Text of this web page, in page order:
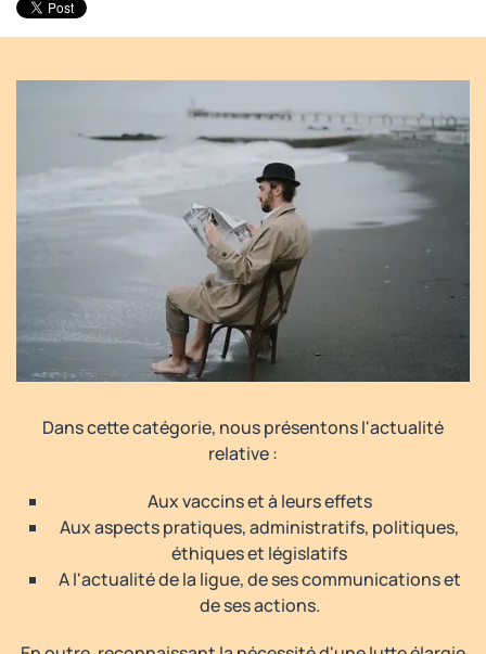
Dans cette catégorie, nous présentons l'actualité
relative :
Aux vaccins et à leurs effets
Aux aspects pratiques, administratifs, politiques,
éthiques et législatifs
A l'actualité de la ligue, de ses communications et
de ses actions.